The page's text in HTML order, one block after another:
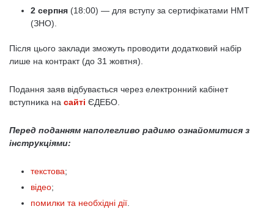
2 серпня (18:00) — для вступу за сертифікатами НМТ
(ЗНО).
Після цього заклади зможуть проводити додатковий набір
лише на контракт (до 31 жовтня).
Подання заяв відбувається через електронний кабінет
вступника на сайті ЄДЕБО.
Перед поданням наполегливо радимо ознайомитися з
інструкціями:
текстова;
відео;
помилки та необхідні дії